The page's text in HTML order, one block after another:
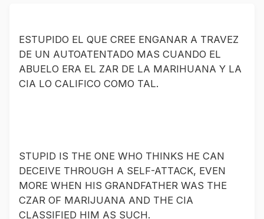
ESTUPIDO EL QUE CREE ENGANAR A TRAVEZ
DE UN AUTOATENTADO MAS CUANDO EL
ABUELO ERA EL ZAR DE LA MARIHUANA Y LA
CIA LO CALIFICO COMO TAL.
STUPID IS THE ONE WHO THINKS HE CAN
DECEIVE THROUGH A SELF-ATTACK, EVEN
MORE WHEN HIS GRANDFATHER WAS THE
CZAR OF MARIJUANA AND THE CIA
CLASSIFIED HIM AS SUCH.